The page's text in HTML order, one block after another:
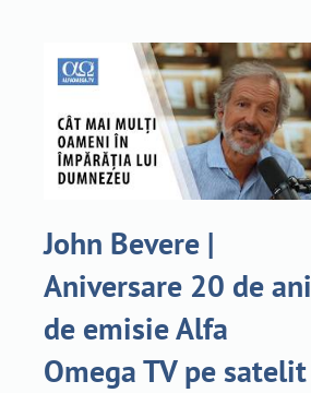
John Bevere |
Aniversare 20 de ani
de emisie Alfa
Omega TV pe satelit